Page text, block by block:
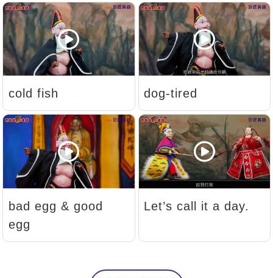
cold fish dog-tired
bad egg & good
egg
Let’s call it a day.